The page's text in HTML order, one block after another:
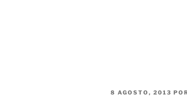
PUBLICADO
8 AGOSTO, 2013